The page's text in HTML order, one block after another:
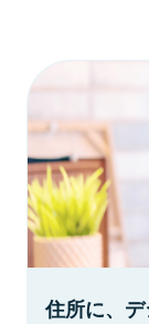
住所に、デ